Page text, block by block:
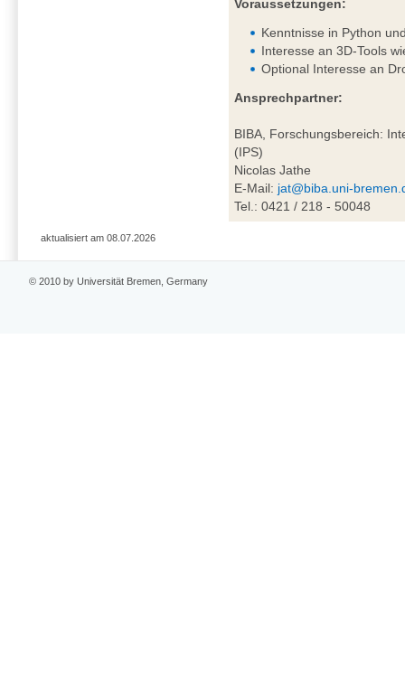
Voraussetzungen:
Kenntnisse in Python
Interesse an 3D-Tools
Optional Interesse an
Ansprechpartner:
BIBA, Forschungsbereich:
(IPS)
Nicolas Jathe
E-Mail: jat@biba.uni-
Tel.: 0421 / 218 - 50048
aktualisiert am 08.07.2026
© 2010 by Universität Bremen, Germany